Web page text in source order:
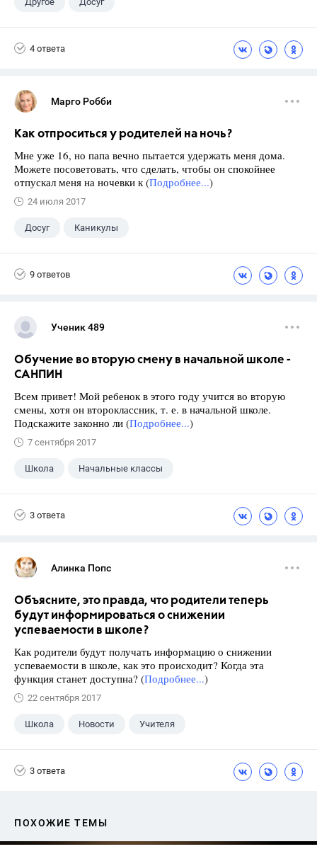
4 ответа
Марго Робби
Как отпроситься у родителей на ночь?
Мне уже 16, но папа вечно пытается удержать меня дома.
Можете посоветовать, что сделать, чтобы он спокойнее
отпускал меня на ночевки к (Подробнее...)
24 июля 2017
Досуг Каникулы
9 ответов
Ученик 489
Обучение во вторую смену в начальной школе -
САНПИН
Всем привет! Мой ребенок в этого году учится во вторую
смены, хотя он второклассник, т. е. в начальной школе.
Подскажите законно ли (Подробнее...)
7 сентября 2017
Школа Начальные классы
3 ответа
Алинка Попс
Объясните, это правда, что родители теперь
будут информироваться о снижении
успеваемости в школе?
Как родители будут получать информацию о снижении
успеваемости в школе, как это происходит? Когда эта
функция станет доступна? (Подробнее...)
22 сентября 2017
Школа Новости Учителя
3 ответа
ПОХОЖИЕ ТЕМЫ